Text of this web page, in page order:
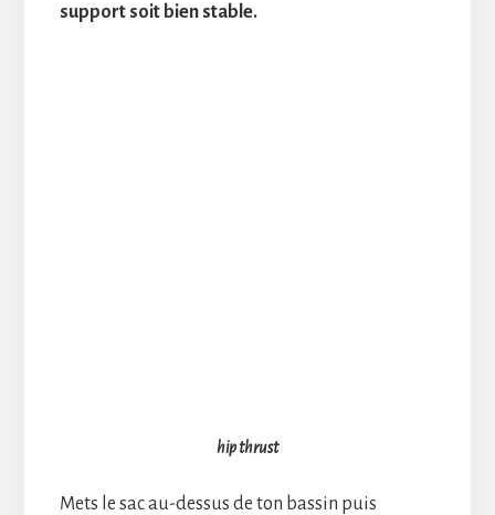
support soit bien stable.
hip thrust
Mets le sac au-dessus de ton bassin puis